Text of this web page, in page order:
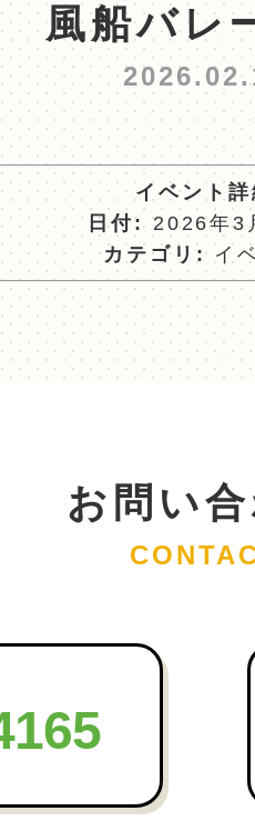
風船バレ
イベント詳
日付: 2026年3
カテゴリ: イ
お問い